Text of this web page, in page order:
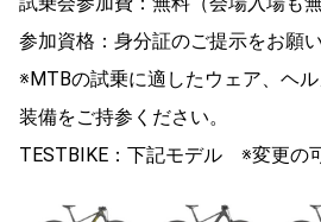
参加資格：身分証のご提示をお願
※MTBの試乗に適したウェア、ヘ
装備をご持参ください。
TESTBIKE：下記モデル ※変更の